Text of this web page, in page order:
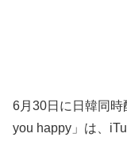
6月30日に日韓同
you happy」は、